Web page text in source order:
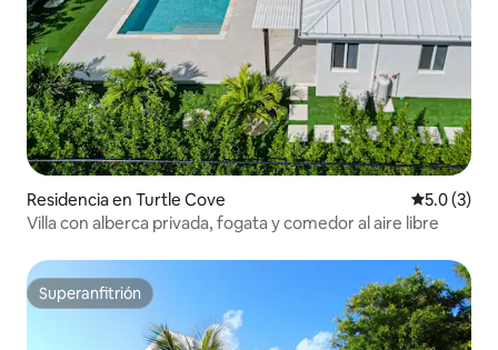
Residencia en Turtle Cove
5.0 (3)
Villa con alberca privada, fogata y comedor al aire libre
Superanfitrión
Superanfitrión